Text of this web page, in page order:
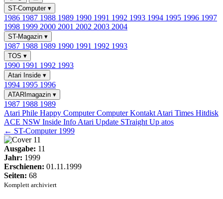
ST-Computer ▾
1986 1987 1988 1989 1990 1991 1992 1993 1994 1995 1996 1997
1998 1999 2000 2001 2002 2003 2004
ST-Magazin ▾
1987 1988 1989 1990 1991 1992 1993
TOS ▾
1990 1991 1992 1993
Atari Inside ▾
1994 1995 1996
ATARImagazin ▾
1987 1988 1989
Atari Phile Happy ComputerComputer Kontakt Atari Times Hitdisk
ACE NSW Inside Info Atari Update STraight Up atos
← ST-Computer 1999
Ausgabe: 11
Jahr: 1999
Erschienen: 01.11.1999
Seiten: 68
Komplett archiviert